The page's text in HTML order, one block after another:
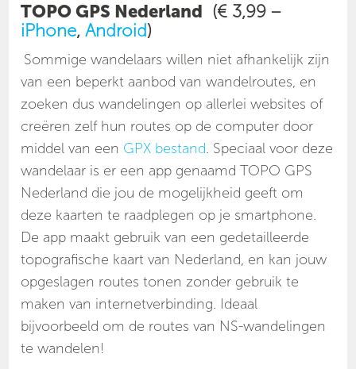
TOPO GPS Nederland (€ 3,99 –
iPhone,Android)
Sommige wandelaars willen niet afhankelijk zijn
van een beperkt aanbod van wandelroutes, en
zoeken dus wandelingen op allerlei websites of
creëren zelf hun routes op de computer door
middel van een GPX bestand. Speciaal voor deze
wandelaar is er een app genaamd TOPO GPS
Nederland die jou de mogelijkheid geeft om
deze kaarten te raadplegen op je smartphone.
De app maakt gebruik van een gedetailleerde
topografische kaart van Nederland, en kan jouw
opgeslagen routes tonen zonder gebruik te
maken van internetverbinding. Ideaal
bijvoorbeeld om de routes van NS-wandelingen
te wandelen!